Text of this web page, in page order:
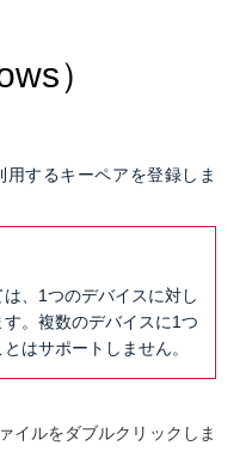
）
するキーペアを登録しま
、1つのデバイスに対し
。複数のデバイスに1つ
はサポートしません。
イルをダブルクリックしま